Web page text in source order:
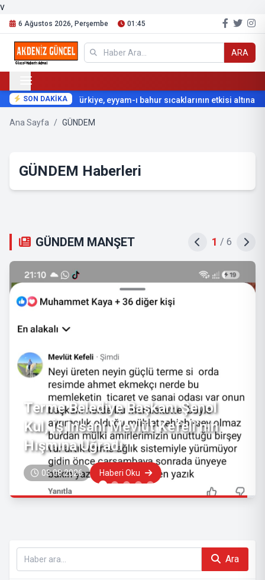
v
6 Ağustos 2026, Perşembe 01:45
ARA
SON DAKİKATürkiye, eyyam-ı bahur sıcaklarının etkisi altına
Ana Sayfa / GÜNDEM
GÜNDEM Haberleri
GÜNDEM MANŞET 2 / 6
Kadim Mirasın Gölgesinde Bir Acı
Tezat: Gençlik Kimlerin Elinde?
03.08.2026 Haberi Oku
Ara